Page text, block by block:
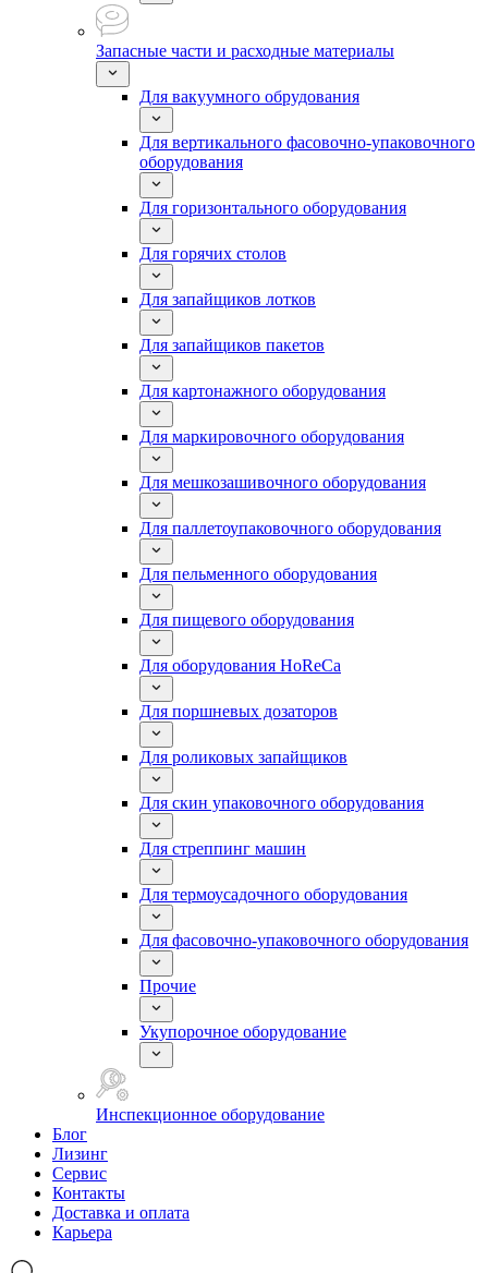
Запасные части и расходные материалы
Для вакуумного обрудования
Для вертикального фасовочно-упаковочного
оборудования
Для горизонтального оборудования
Для горячих столов
Для запайщиков лотков
Для запайщиков пакетов
Для картонажного оборудования
Для маркировочного оборудования
Для мешкозашивочного оборудования
Для паллетоупаковочного оборудования
Для пельменного оборудования
Для пищевого оборудования
Для оборудования HoReCa
Для поршневых дозаторов
Для роликовых запайщиков
Для скин упаковочного оборудования
Для стреппинг машин
Для термоусадочного оборудования
Для фасовочно-упаковочного оборудования
Прочие
Укупорочное оборудование
Инспекционное оборудование
Блог
Лизинг
Сервис
Контакты
Доставка и оплата
Карьера